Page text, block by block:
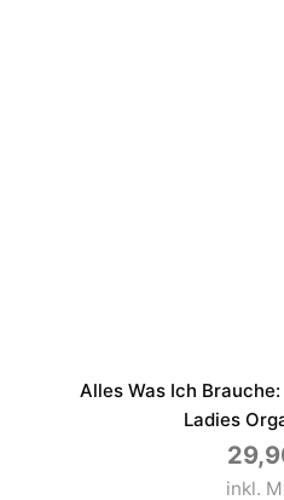
Alles Was Ich
Ladies
inkl.